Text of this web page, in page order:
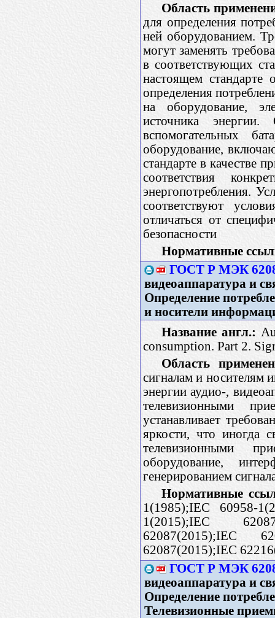
Область
для определения
ней оборудованием.
могут заменять
в соответствующих
настоящем
определения
на оборудование,
источника
вспомогательных
оборудование,
стандарте в качестве
соответствия
энергопотребления.
соответствуют
отличаться от
безопасности
Нормативные
ГОСТ Р МЭК
видеоаппаратура и
Определение
и носители
Название англ.:
consumption. Part 2.
Область
сигналам и носителям
энергии аудио-,
телевизионными
устанавливает
яркости, что иногда
телевизионными
оборудование,
генерированием
Нормативные
1(1985);IEC 60958-
1(2015);IEC
62087(2015);IEC
62087(2015);IEC
ГОСТ Р МЭК
видеоаппаратура и
Определение
Телевизионные